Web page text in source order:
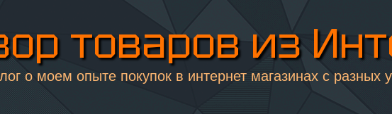
товаров из
о моем опыте покупок в интернет магазинах с разных